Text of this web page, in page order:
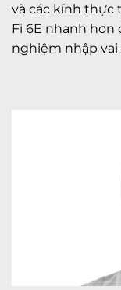
và các kính thực
Fi 6E nhanh hơn
nghiệm nhập vai